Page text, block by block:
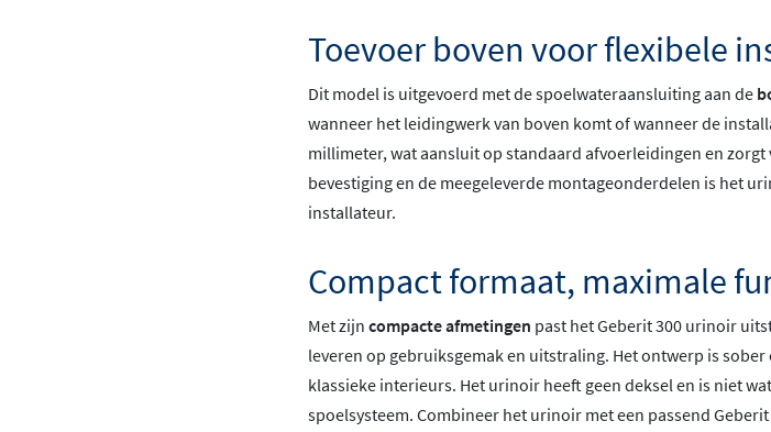
Toevoer boven voor flexibele
Dit model is uitgevoerd met de spoelwateraansluiting aan de
wanneer het leidingwerk van boven komt of wanneer de
millimeter, wat aansluit op standaard afvoerleidingen en
bevestiging en de meegeleverde montageonderdelen is het
installateur.
Compact formaat, maximale
Met zijncompacte afmetingen past het Geberit 300 urinoir
leveren op gebruiksgemak en uitstraling. Het ontwerp is
klassieke interieurs. Het urinoir heeft geen deksel en is niet
spoelsysteem. Combineer het urinoir met een passend